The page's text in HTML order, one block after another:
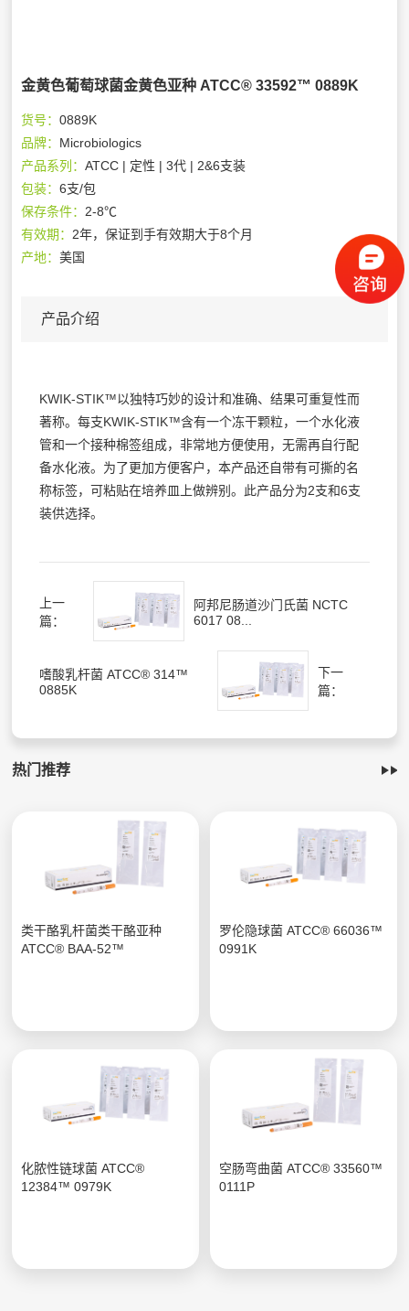
金黄色葡萄球菌金黄色亚种 ATCC® 33592™ 0889K
货号：0889K
品牌： Microbiologics
产品系列：ATCC | 定性 | 3代 | 2&6支装
包装：6支/包
保存条件： 2-8℃
有效期： 2年，保证到手有效期大于8个月
产地：美国
产品介绍
KWIK-STIK™以独特巧妙的设计和准确、结果可重复性而
著称。每支KWIK-STIK™含有一个冻干颗粒，一个水化液
管和一个接种棉签组成，非常地方便使用，无需再自行配
备水化液。为了更加方便客户，本产品还自带有可撕的名
称标签，可粘贴在培养皿上做辨别。此产品分为2支和6支
装供选择。
上一
篇：
阿邦尼肠道沙门氏菌 NCTC
6017 08...
嗜酸乳杆菌 ATCC® 314™
0885K
下一
篇：
热门推荐
类干酪乳杆菌类干酪亚种
ATCC® BAA-52™
罗伦隐球菌 ATCC® 66036™
0991K
化脓性链球菌 ATCC®
12384™ 0979K
空肠弯曲菌 ATCC® 33560™
0111P